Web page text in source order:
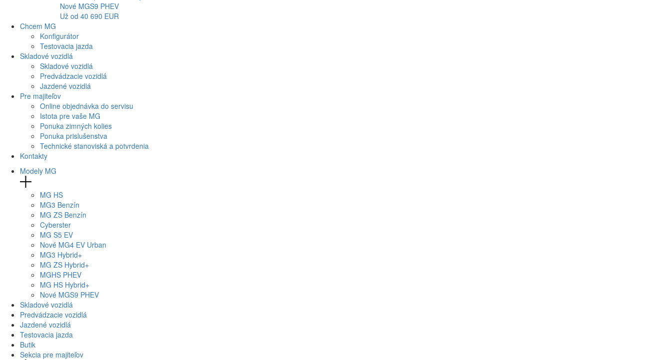
Nové MGS9 PHEV
Už od 40 690 EUR
Chcem MG
Konfigurátor
Testovacia jazda
Skladové vozidlá
Skladové vozidlá
Predvádzacie vozidlá
Jazdené vozidlá
Pre majiteľov
Online objednávka do servisu
Istota pre vaše MG
Ponuka zimných kolies
Ponuka prislušenstva
Technické stanoviská a potvrdenia
Kontakty
Modely MG
MG HS
MG3 Benzín
MG ZS Benzín
Cyberster
MG S5 EV
Nové MG4 EV Urban
MG3 Hybrid+
MG ZS Hybrid+
MGHS PHEV
MG HS Hybrid+
Nové MGS9 PHEV
Skladové vozidlá
Predvádzacie vozidlá
Jazdené vozidlá
Testovacia jazda
Butik
Sekcia pre majiteľov